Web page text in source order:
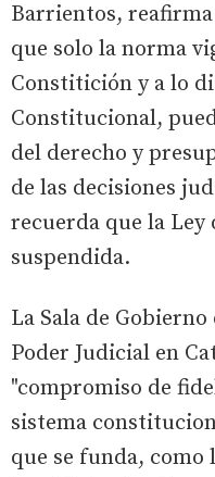
Barrientos,
que solo la norma
Constitición y a lo
Constitucional,
del derecho y
de las decisiones
recuerda que la
suspendida.
La Sala de
Poder Judicial en
"compromiso de
sistema
que se funda,